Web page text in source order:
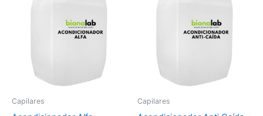
Capilares Capilares